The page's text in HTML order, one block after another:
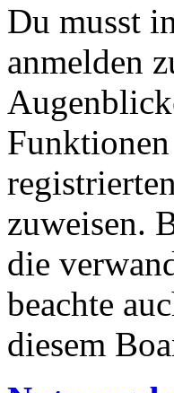
Du musst
anmelden
zuweisen.
die
beachte
diesem